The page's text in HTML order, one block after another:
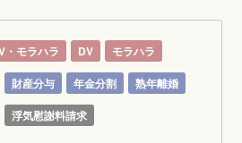
・モラハラ DV
モラハラ
財産分与 年金分割
熟年離婚
浮気慰謝料請求